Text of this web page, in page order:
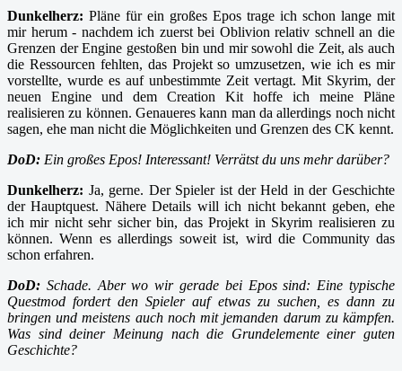
Dunkelherz: Pläne für ein großes Epos trage ich schon lange mit
mir herum - nachdem ich zuerst bei Oblivion relativ schnell an die
Grenzen der Engine gestoßen bin und mir sowohl die Zeit, als auch
die Ressourcen fehlten, das Projekt so umzusetzen, wie ich es mir
vorstellte, wurde es auf unbestimmte Zeit vertagt. Mit Skyrim, der
neuen Engine und dem Creation Kit hoffe ich meine Pläne
realisieren zu können. Genaueres kann man da allerdings noch nicht
sagen, ehe man nicht die Möglichkeiten und Grenzen des CK kennt.
DoD: Ein großes Epos! Interessant! Verrätst du uns mehr darüber?
Dunkelherz: Ja, gerne. Der Spieler ist der Held in der Geschichte
der Hauptquest. Nähere Details will ich nicht bekannt geben, ehe
ich mir nicht sehr sicher bin, das Projekt in Skyrim realisieren zu
können. Wenn es allerdings soweit ist, wird die Community das
schon erfahren.
DoD: Schade. Aber wo wir gerade bei Epos sind: Eine typische
Questmod fordert den Spieler auf etwas zu suchen, es dann zu
bringen und meistens auch noch mit jemanden darum zu kämpfen.
Was sind deiner Meinung nach die Grundelemente einer guten
Geschichte?